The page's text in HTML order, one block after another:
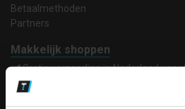
Betaalmethoden
Partners
Makkelijk shoppen
Gratis verzending in Nederland
Bedruk- en borduurservice